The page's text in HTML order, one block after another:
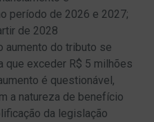
período de 2026 e 2027;
de 2028
aumento do tributo se
que exceder R$ 5 milhões
é questionável,
a natureza de benefício
da legislação